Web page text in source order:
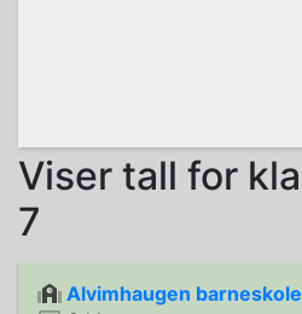
Viser tall for
7
Alvimhaugen barneskole